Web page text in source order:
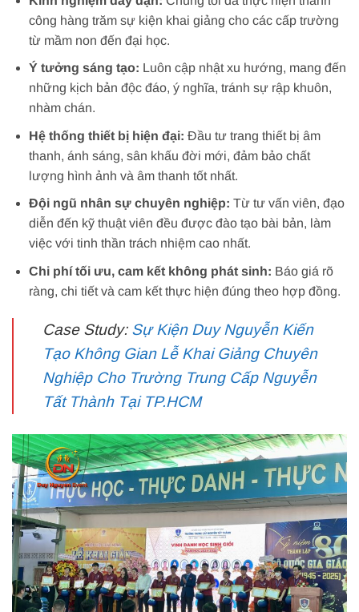
công hàng trăm sự kiện khai giảng cho các cấp trường
từ mầm non đến đại học.
Ý tưởng sáng tạo: Luôn cập nhật xu hướng, mang đến
những kịch bản độc đáo, ý nghĩa, tránh sự rập khuôn,
nhàm chán.
Hệ thống thiết bị hiện đại: Đầu tư trang thiết bị âm
thanh, ánh sáng, sân khấu đời mới, đảm bảo chất
lượng hình ảnh và âm thanh tốt nhất.
Đội ngũ nhân sự chuyên nghiệp: Từ tư vấn viên, đạo
diễn đến kỹ thuật viên đều được đào tạo bài bản, làm
việc với tinh thần trách nhiệm cao nhất.
Chi phí tối ưu, cam kết không phát sinh: Báo giá rõ
ràng, chi tiết và cam kết thực hiện đúng theo hợp đồng.
Case Study: Sự Kiện Duy Nguyễn Kiến
Tạo Không Gian Lễ Khai Giảng Chuyên
Nghiệp Cho Trường Trung Cấp Nguyễn
Tất Thành Tại TP.HCM